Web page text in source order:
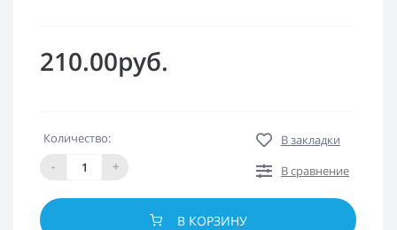
210.00руб.
Количество:
-
+
В закладки
В сравнение
В КОРЗИНУ